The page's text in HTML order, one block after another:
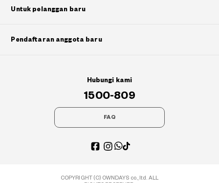
Untuk pelanggan baru
Pendaftaran anggota baru
Hubungi kami
1500-809
FAQ
COPYRIGHT (C) OWNDAYS co., ltd. ALL